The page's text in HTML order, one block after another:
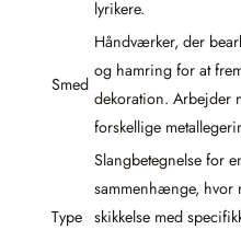
lyrikere.
Smed
Håndværker, der
og hamring for at
dekoration. Arbejder
forskellige
Type
Slangbetegnelse for
sammenhænge, hvor
skikkelse med